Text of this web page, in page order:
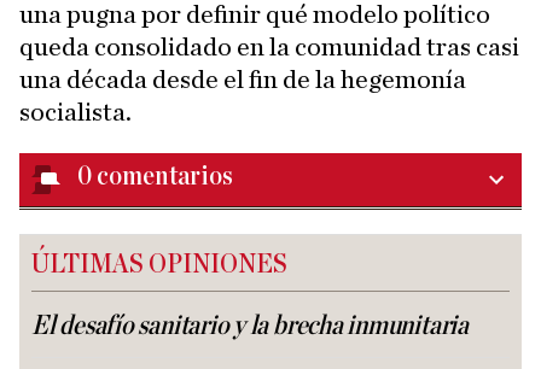
una pugna por definir qué modelo político
queda consolidado en la comunidad tras casi
una década desde el fin de la hegemonía
socialista.
0 comentarios
ÚLTIMAS OPINIONES
El desafío sanitario y la brecha inmunitaria